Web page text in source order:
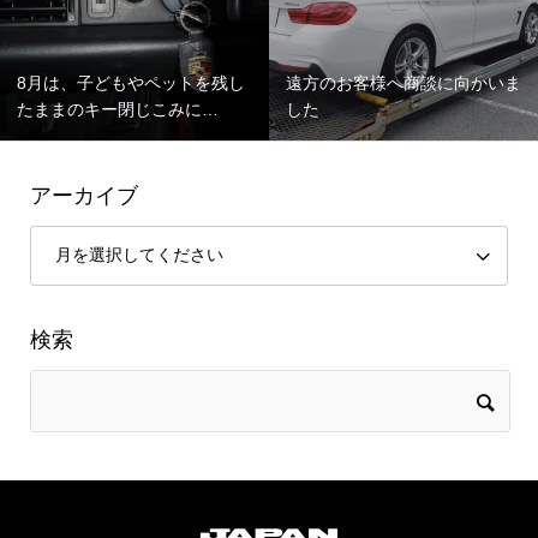
8月は、子どもやペットを残し
たままのキー閉じこみに…
遠方のお客様へ商談に向かいま
した
アーカイブ
検索